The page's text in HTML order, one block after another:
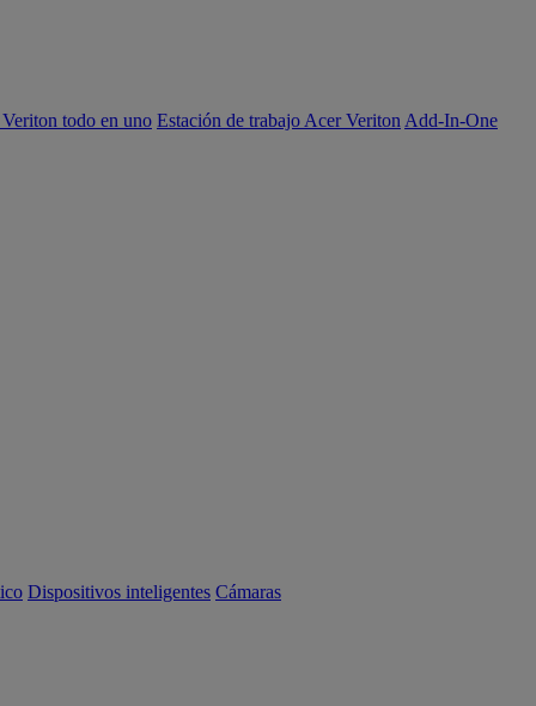
todo en uno Estación de trabajo Acer Veriton Add-In-One
Dispositivos inteligentes Cámaras